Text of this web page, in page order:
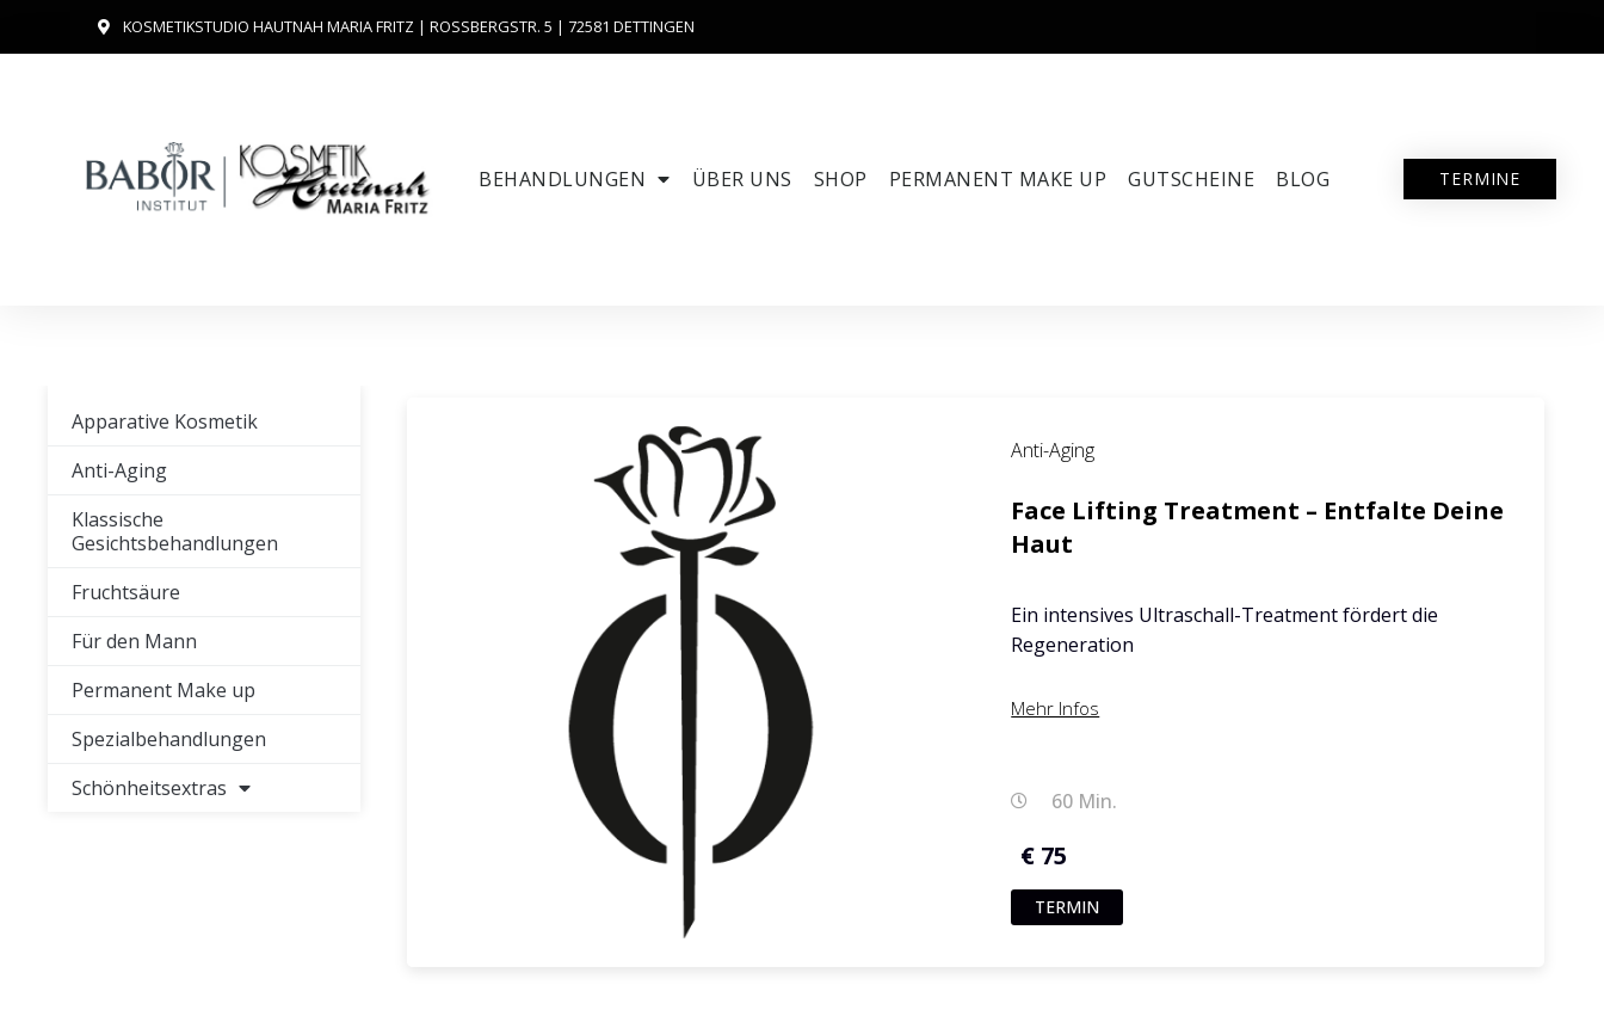
KOSMETIKSTUDIO HAUTNAH MARIA FRITZ | ROSSBERGSTR. 5 | 72581 DETTINGEN
BEHANDLUNGEN ÜBER UNS SHOP PERMANENT MAKE UP GUTSCHEINE BLOG TERMINE
Apparative Kosmetik
Anti-Aging
Klassische
Gesichtsbehandlungen
Fruchtsäure
Für den Mann
Permanent Make up
Spezialbehandlungen
Schönheitsextras
Anti-Aging
Face Lifting Treatment – Entfalte Deine
Haut
Ein intensives Ultraschall-Treatment fördert die
Regeneration
Mehr Infos
60 Min.
€ 75
TERMIN